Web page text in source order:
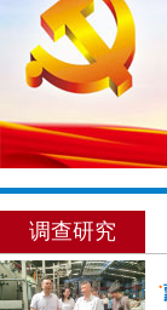
调查研究
˙